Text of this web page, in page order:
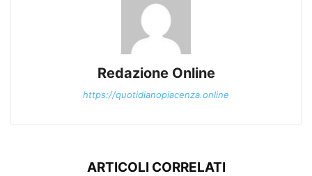
Redazione Online
https://quotidianopiacenza.online
ARTICOLI CORRELATI